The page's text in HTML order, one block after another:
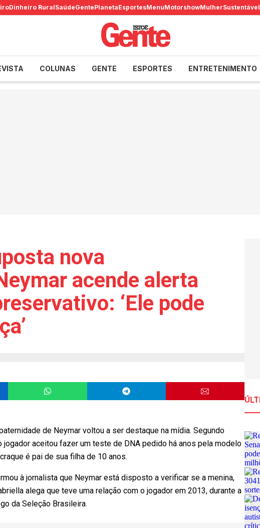
Dinheiro RuralSaúdeGentePlanetaEsportesMenuMotorshowMulherSustentável
COLUNAS GENTE ESPORTES ENTRETENIMENTO
nova
acende alerta
‘Ele pode
de Neymar voltou a ser destaque na mídia. Segundo
aceitou fazer um teste de DNA pedido há anos pela modelo
é pai de sua filha de 10 anos.
à jornalista que Neymar está disposto a verificar se a menina,
alega que teve uma relação com o jogador em 2013, durante a
da Seleção Brasileira.